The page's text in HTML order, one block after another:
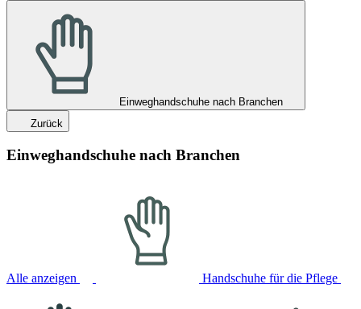
Einweghandschuhe nach Branchen
Zurück
Einweghandschuhe nach Branchen
Alle anzeigen Handschuhe für die Pflege